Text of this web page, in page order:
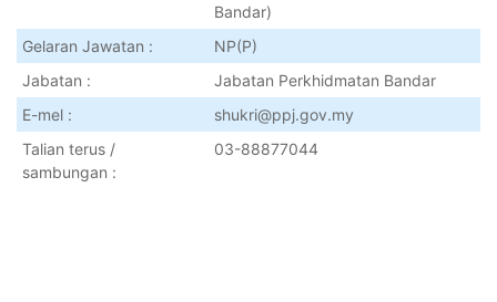
Bandar)
Gelaran Jawatan :
NP(P)
Jabatan :
Jabatan Perkhidmatan Bandar
E-mel :
shukri@ppj.gov.my
Talian terus /
sambungan :
03-88877044